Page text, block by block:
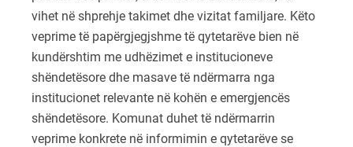
vihet në shprehje takimet dhe vizitat familjare. Këto
veprime të papërgjegjshme të qytetarëve bien në
kundërshtim me udhëzimet e institucioneve
shëndetësore dhe masave të ndërmarra nga
institucionet relevante në kohën e emergjencës
shëndetësore. Komunat duhet të ndërmarrin
veprime konkrete në informimin e qytetarëve se